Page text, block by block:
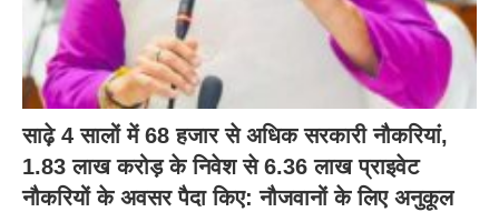
साढ़े 4 सालों में 68 हजार से अधिक सरकारी नौकरियां,
1.83 लाख करोड़ के निवेश से 6.36 लाख प्राइवेट
नौकरियों के अवसर पैदा किए: नौजवानों के लिए अनुकूल